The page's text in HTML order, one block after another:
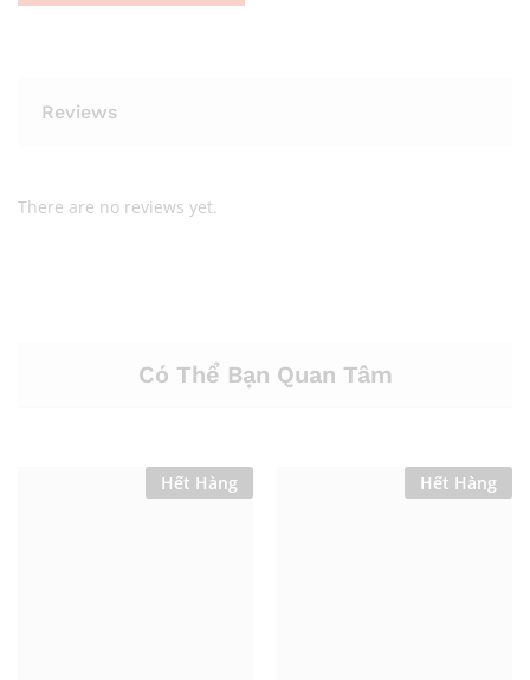
Reviews
There are no reviews yet.
Có Thể Bạn Quan Tâm
Hết Hàng Hết Hàng